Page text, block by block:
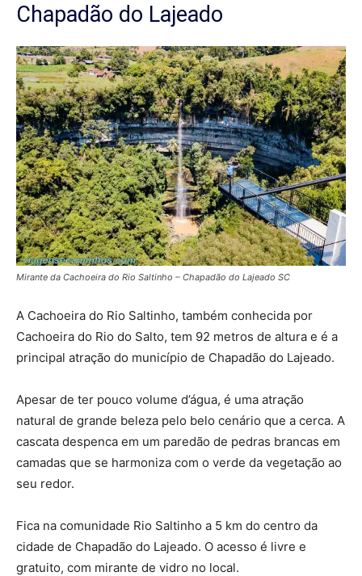
Chapadão do Lajeado
Mirante da Cachoeira do Rio Saltinho – Chapadão do Lajeado SC
A Cachoeira do Rio Saltinho, também conhecida por
Cachoeira do Rio do Salto, tem 92 metros de altura e é a
principal atração do município de Chapadão do Lajeado.
Apesar de ter pouco volume d’água, é uma atração
natural de grande beleza pelo belo cenário que a cerca. A
cascata despenca em um paredão de pedras brancas em
camadas que se harmoniza com o verde da vegetação ao
seu redor.
Fica na comunidade Rio Saltinho a 5 km do centro da
cidade de Chapadão do Lajeado. O acesso é livre e
gratuito, com mirante de vidro no local.